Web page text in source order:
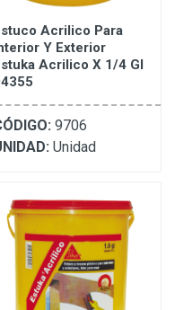
Acrilico Para
Y Exterior
Acrilico X 1/4 Gl
9706
Unidad